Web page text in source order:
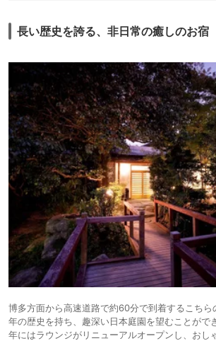
長い歴史を誇る、非日常の癒しのお宿
博多方面から高速道路で約60分で到着するこち
年の歴史を持ち、趣深い日本庭園を望むことがで
年にはラウンジがリニューアルオープンし、おし